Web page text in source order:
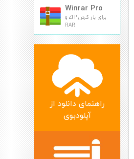
Winrar Pro
برای باز کردن ZIP و
RAR
راهنمای دانلود از
آپلودبوی